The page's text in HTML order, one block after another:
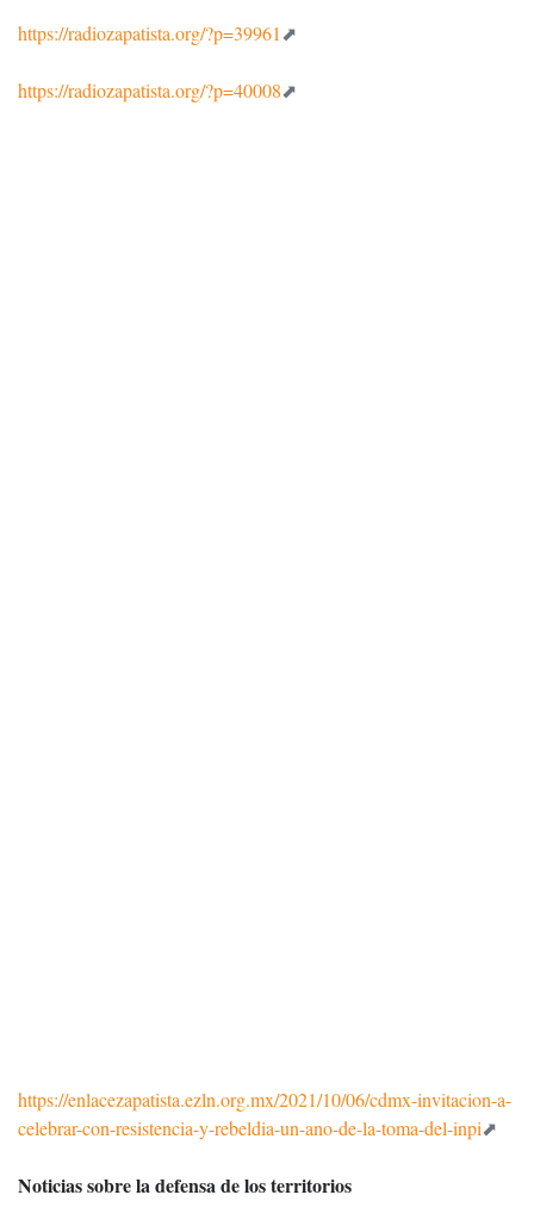
https://radiozapatista.org/?p=39961
https://radiozapatista.org/?p=40008
https://enlacezapatista.ezln.org.mx/2021/10/06/cdmx-invitacion-a-
celebrar-con-resistencia-y-rebeldia-un-ano-de-la-toma-del-inpi
Noticias sobre la defensa de los territorios